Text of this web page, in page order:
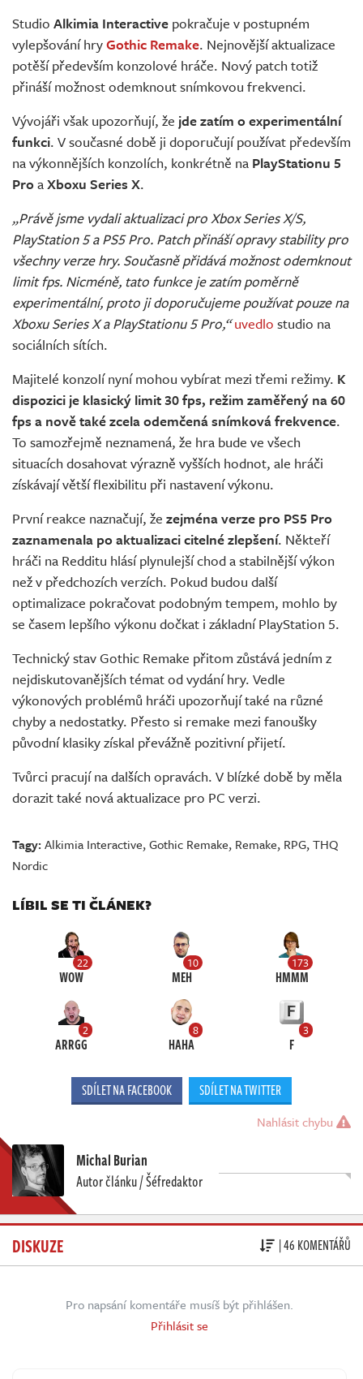
Živě
Studio Alkimia Interactive pokračuje v postupném
vylepšování hryGothic Remake. Nejnovější aktualizace
potěší především konzolové hráče. Nový patch totiž
přináší možnost odemknout snímkovou frekvenci.
Vývojáři však upozorňují, že jde zatím o experimentální
funkci. V současné době ji doporučují používat především
na výkonnějších konzolích, konkrétně na PlayStationu 5
Pro aXboxu Series X.
„Právě jsme vydali aktualizaci pro Xbox Series X/S,
PlayStation 5 a PS5 Pro. Patch přináší opravy stability pro
všechny verze hry. Současně přidává možnost odemknout
limit fps. Nicméně, tato funkce je zatím poměrně
experimentální, proto ji doporučujeme používat pouze na
Xboxu Series X a PlayStationu 5 Pro,“ uvedlo studio na
sociálních sítích.
Majitelé konzolí nyní mohou vybírat mezi třemi režimy. K
dispozici je klasický limit 30 fps, režim zaměřený na 60
fps a nově také zcela odemčená snímková frekvence.
To samozřejmě neznamená, že hra bude ve všech
situacích dosahovat výrazně vyšších hodnot, ale hráči
získávají větší flexibilitu při nastavení výkonu.
První reakce naznačují, že zejména verze pro PS5 Pro
zaznamenala po aktualizaci citelné zlepšení. Někteří
hráči na Redditu hlásí plynulejší chod a stabilnější výkon
než v předchozích verzích. Pokud budou další
optimalizace pokračovat podobným tempem, mohlo by
se časem lepšího výkonu dočkat i základní PlayStation 5.
Technický stav Gothic Remake přitom zůstává jedním z
nejdiskutovanějších témat od vydání hry. Vedle
výkonových problémů hráči upozorňují také na různé
chyby a nedostatky. Přesto si remake mezi fanoušky
původní klasiky získal převážně pozitivní přijetí.
Tvůrci pracují na dalších opravách. V blízké době by měla
dorazit také nová aktualizace pro PC verzi.
Tagy:Alkimia Interactive,Gothic Remake, Remake, RPG,THQ
Nordic
LÍBIL SE TI ČLÁNEK?
22
WOW
10
MEH
173
HMMM
2
ARRGG
8
HAHA
3
F
SDÍLET NA FACEBOOK SDÍLET NA TWITTER
Nahlásit chybu
Michal Burian
Autor článku / Šéfredaktor
DISKUZE | 46 KOMENTÁŘŮ
Pro napsání komentáře musíš být přihlášen.
Přihlásit se